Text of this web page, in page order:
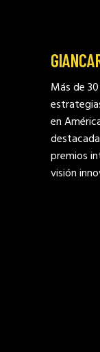
Más de
en
premios
visión